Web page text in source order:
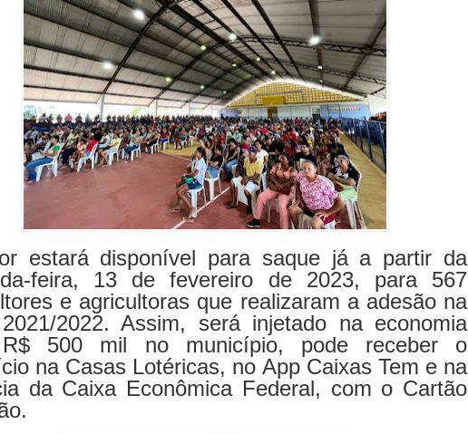
estará disponível para saque já a partir da
feira, 13 de fevereiro de 2023, para 567
e agricultoras que realizaram a adesão na
2022. Assim, será injetado na economia
500 mil no município, pode receber o
na Casas Lotéricas, no App Caixas Tem e na
da Caixa Econômica Federal, com o Cartão